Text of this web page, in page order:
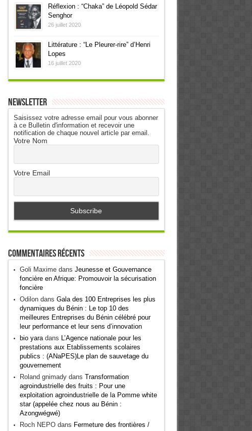
Réflexion : “Chaka” de Léopold Sédar
Senghor
26 juillet 2020
Littérature : “Le Pleurer-rire” d’Henri
Lopes
16 juillet 2020
Newsletter
Saisissez votre adresse email pour vous abonner
à ce Bulletin d'information et recevoir une
notification de chaque nouvel article par email.
Votre Nom
Votre Email
Commentaires récents
Goli Maximedans Jeunesse et Gouvernance
foncière en Afrique: Promouvoir la sécurisation
foncière
Odilondans Gala des 100 Entreprises les plus
dynamiques du Bénin : Le top 10 des
meilleures Entreprises du Bénin célébré pour
leur performance et leur sens d’innovation
bio yaradans L’Agence nationale pour les
prestations aux Etablissements scolaires
publics : (ANaPES)Le plan de sauvetage du
gouvernement
Roland gnimadydans Transformation
agroindustrielle des fruits : Pour une
exploitation agroindustrielle de la Pomme white
star (appelée chez nous au Bénin :
Azongwégwé)
Roch NEPOdans Fermeture des frontières /